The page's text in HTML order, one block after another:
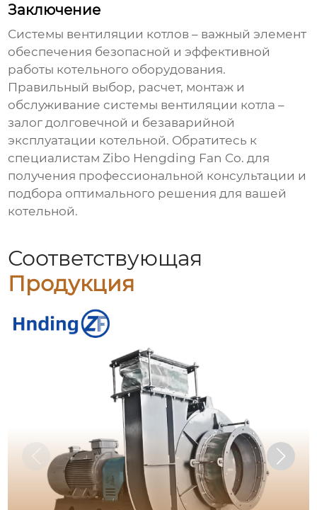
Заключение
Системы вентиляции котлов – важный элемент
обеспечения безопасной и эффективной
работы котельного оборудования.
Правильный выбор, расчет, монтаж и
обслуживание системы вентиляции котла –
залог долговечной и безаварийной
эксплуатации котельной. Обратитесь к
специалистамZibo Hengding Fan Co. для
получения профессиональной консультации и
подбора оптимального решения для вашей
котельной.
Соответствующая
Продукция